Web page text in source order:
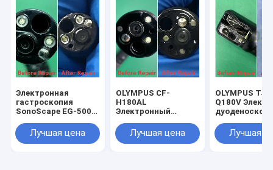
Электронная
гастроскопия
SonoScape EG-500
Лучшая цена
OLYMPUS CF-
H180AL
Электронный
ремонта
Лучшая цена
OLYMPUS
Q180V
дуоденоскоп
Лучшая